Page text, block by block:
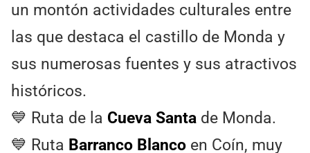
un montón actividades culturales entre
las que destaca el castillo de Monda y
sus numerosas fuentes y sus atractivos
históricos.
💙 Ruta de la Cueva Santa de Monda.
💙 Ruta Barranco Blanco en Coín, muy